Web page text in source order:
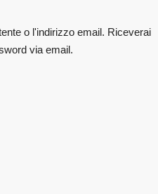
o l'indirizzo email. Riceverai
via email.